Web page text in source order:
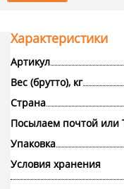
Характеристики
Артикул
Вес (брутто), кг
Страна
Посылаем почтой или
Упаковка
Условия хранения